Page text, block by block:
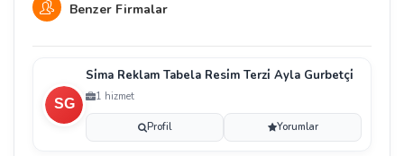
Benzer Firmalar
Si̇ma Reklam Tabela Resi̇m Terzi̇ Ayla Gurbetçi̇
1 hizmet
Profil Yorumlar